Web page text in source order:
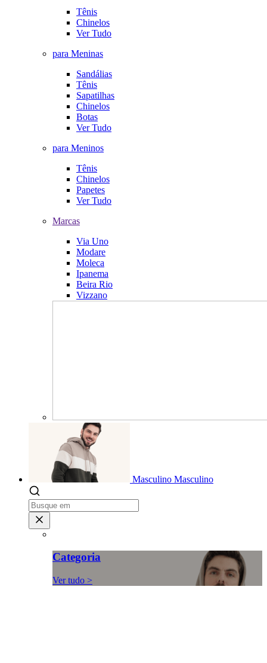
Tênis
Chinelos
Ver Tudo
para Meninas
Sandálias
Tênis
Sapatilhas
Chinelos
Botas
Ver Tudo
para Meninos
Tênis
Chinelos
Papetes
Ver Tudo
Marcas
Via Uno
Modare
Moleca
Ipanema
Beira Rio
Vizzano
Masculino Masculino
Categoria
Ver tudo >